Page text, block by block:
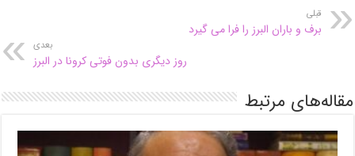
قبلی
برف و باران البرز را فرا می گیرد
بعدی
روز دیگری بدون فوتی کرونا در البرز
مقاله‌های مرتبط